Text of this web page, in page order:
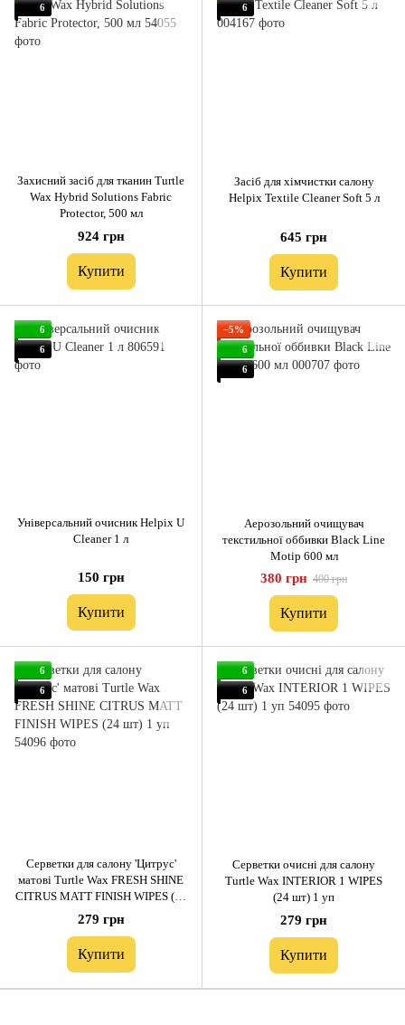
6
Захисний засіб для тканин Turtle
Wax Hybrid Solutions Fabric
Protector, 500 мл
924 грн
Купити
6
Засіб для хімчистки салону
Helpix Textile Сleaner Soft 5 л
645 грн
Купити
6
6
Універсальний очисник Helpix U
Cleaner 1 л
150 грн
Купити
−5%
6
6
Аерозольний очищувач
текстильної оббивки Black Line
Motip 600 мл
380 грн 400 грн
Купити
6
6
Серветки для салону 'Цитрус'
матові Turtle Wax FRESH SHINE
CITRUS MATT FINISH WIPES (24
шт) 1 уп
279 грн
Купити
6
6
Серветки очисні для салону
Turtle Wax INTERIOR 1 WIPES
(24 шт) 1 уп
279 грн
Купити